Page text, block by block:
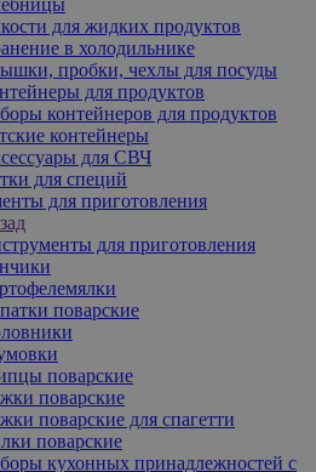
для жидких продуктов
в холодильнике
пробки, чехлы для посуды
для продуктов
контейнеров для продуктов
контейнеры
для СВЧ
для специй
для приготовления
для приготовления
поварские
поварские
поварские
поварские для спагетти
поварские
кухонных принадлежностей с